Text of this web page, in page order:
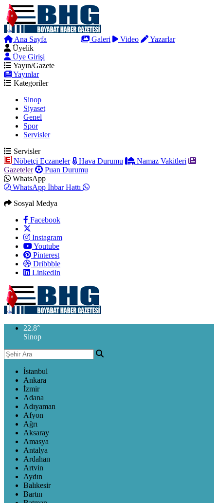
Ana Sayfa Galeri Video
Yazarlar
Üyelik
Üye Girişi
Yayın/Gazete
Yayınlar
Kategoriler
Sinop
Siyaset
Genel
Spor
Servisler
Servisler
Nöbetçi Eczaneler
Hava Durumu
Namaz Vakitleri
Gazeteler
Puan Durumu
WhatsApp
WhatsApp İhbar Hattı
Sosyal Medya
Facebook
Instagram
Youtube
Pinterest
Dribbble
LinkedIn
22.8°
Sinop
İstanbul
Ankara
İzmir
Adana
Adıyaman
Afyon
Ağrı
Aksaray
Amasya
Antalya
Ardahan
Artvin
Aydın
Balıkesir
Bartın